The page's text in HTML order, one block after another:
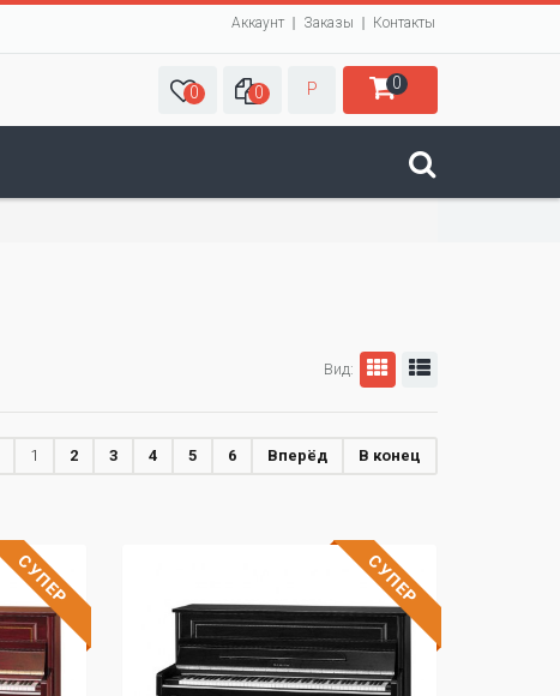
Аккаунт Заказы Контакты
0 0 Р 0
Вид:
1 2 3 4 5 6 Вперёд В конец
СУПЕР СУПЕР